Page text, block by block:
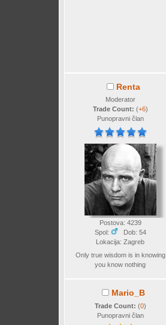
Renta
Moderator
Trade Count: (+6)
Punopravni član
Postova: 4239
Spol:
Dob: 54
Lokacija: Zagreb
Only true wisdom is in knowing
you know nothing
Mario_B
Trade Count: (0)
Punopravni član